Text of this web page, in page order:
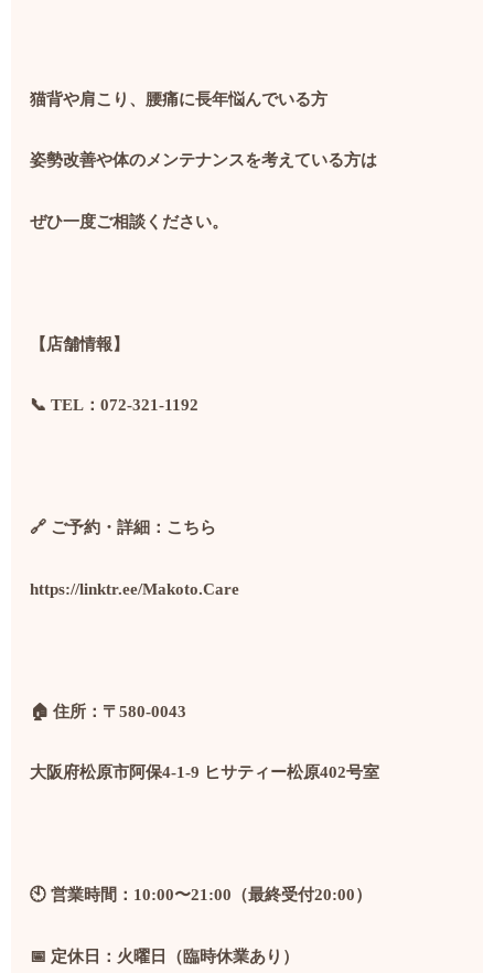
猫背や肩こり、腰痛に長年悩んでいる方
姿勢改善や体のメンテナンスを考えている方は
ぜひ一度ご相談ください。
【店舗情報】
📞 TEL ：072-321-1192
🔗 ご予約・詳細：こちら
https://linktr.ee/Makoto.Care
🏠住所：〒580-0043
大阪府松原市阿保4-1-9 ヒサティー松原402号室
🕙営業時間： 10:00〜21:00 （最終受付20:00）
📅 定休日：火曜日（臨時休業あり）